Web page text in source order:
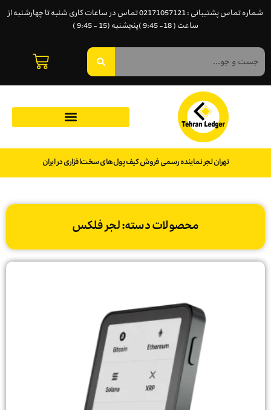
شماره تماس پشتیبانی : 02171057121 تماس در ساعات کاری شنبه تا چهارشنبه از
ساعت ( 18- 9:45 )پنجشنبه (15 - 9:45 )
تهران لجر نماینده رسمی فروش کیف پول‌های سخت‌افزاری در ایران
محصولات دسته: لجر فلکس